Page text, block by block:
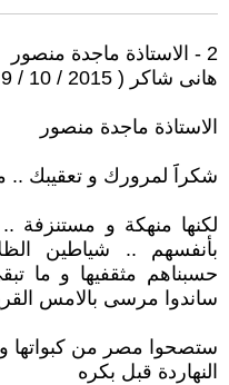
2 - الاستاذة ماجدة منصور
هانى شاكر ( 2015 / 10 / 9 - 15:52 )
الاستاذة ماجدة منصور
شكراََ لمرورك و تعقيبك ..
لكنها منهكة و مستنزفة ..
بأنفسهم .. شياطين
حسبناهم مثقفيها و ما
ساندوا مرسى بالامس
ستصحوا مصر من
النهاردة قبل بكره